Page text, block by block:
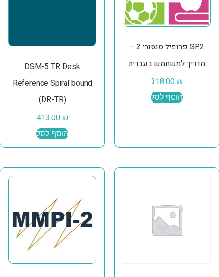
SP2 פרופיל סנסורי 2 –
מדריך למשתמש בעברית
318.00 ₪
הוסף לסל
DSM-5 TR Desk
Reference Spiral bound
(DR-TR)
413.00 ₪
הוסף לסל